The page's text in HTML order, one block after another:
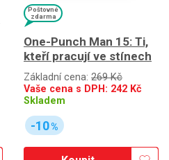
Poštovné
zdarma
One-Punch Man 15: Ti,
kteří pracují ve stínech
Základní cena: 269 Kč
Vaše cena s DPH: 242 Kč
Skladem
-10%